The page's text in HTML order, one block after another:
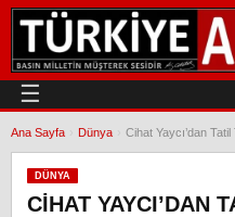
☰
Ana Sayfa Dünya Cihat Yaycı’dan Tatil
DÜNYA
CIHAT YAYCI’DAN